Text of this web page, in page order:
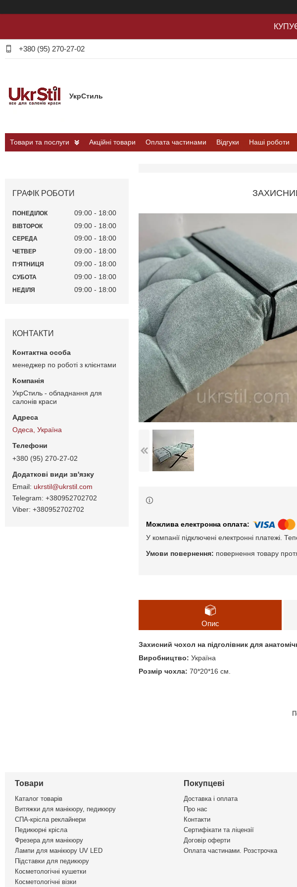
+380 (95) 270-27-02
УкрСтиль
Товари та послуги Акційні товари Оплата частинами Відгуки Наші роботи
У компанії підключені електронні платежі.
повернення товару
Опис
Захисний чохол на підголівник для
Виробництво: Україна
Розмір чохла: 70*20*16 см.
ГРАФІК РОБОТИ
ПОНЕДІЛОК 09:00 18:00
ВІВТОРОК 09:00 18:00
СЕРЕДА 09:00 18:00
ЧЕТВЕР 09:00 18:00
ПʼЯТНИЦЯ 09:00 18:00
СУБОТА 09:00 18:00
НЕДІЛЯ 09:00 18:00
КОНТАКТИ
менеджер по роботі з клієнтами
УкрСтиль - обладнання для
салонів краси
Одеса, Україна
+380 (95) 270-27-02
ukrstil@ukrstil.com
+380952702702
+380952702702
Товари
Каталог товарів
Витяжки для манікюру, педикюру
СПА-крісла реклайнери
Педикюрні крісла
Фрезера для манікюру
Лампи для манікюру UV LED
Підставки для педикюру
Косметологічні кушетки
Косметологічні візки
Покупцеві
Доставка і оплата
Про нас
Контакти
Сертифікати та ліцензії
Договір оферти
Оплата частинами. Розстрочка